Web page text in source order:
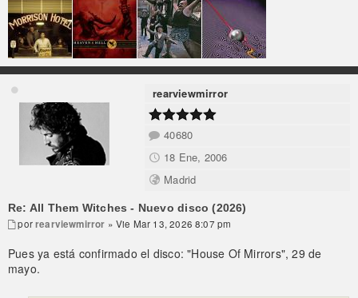
rearviewmirror
40680
18 Ene, 2006
Madrid
Re: All Them Witches - Nuevo disco (2026)
porrearviewmirror » Vie Mar 13, 2026 8:07 pm
Pues ya está confirmado el disco: "House Of Mirrors", 29 de
mayo.